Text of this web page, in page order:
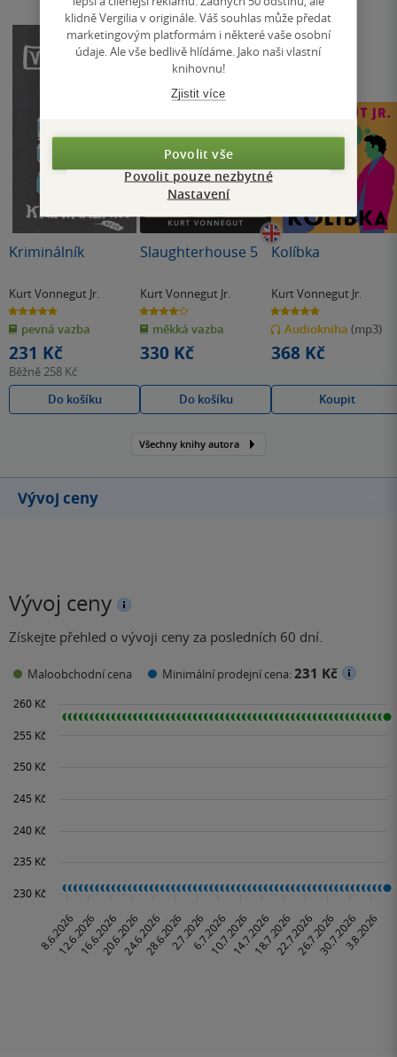
Kriminálník
Kurt Vonnegut Jr.
5.0
z
5
hvězdiček
pevná vazba
231 Kč
Běžně258 Kč
Do košíku
Slaughterhouse 5
Kurt Vonnegut Jr.
4.1
z
5
hvězdiček
měkká vazba
330 Kč
Do košíku
Kolíbka
Kurt Vonnegut Jr.
5.0
z
5
hvězdiček
Audiokniha (mp3)
368 Kč
Koupit
Všechny knihy autora
Vývoj ceny
Vývoj ceny
Získejte přehled o vývoji ceny za posledních 60 dní.
Maloobchodní cena Minimální prodejní cena:231 Kč
klidně Vergilia v originále. Váš souhlas může předat
marketingovým platformám i některé vaše osobní
údaje. Ale vše bedlivě hlídáme. Jako naši vlastní
knihovnu!
Zjistit více
Povolit vše
Povolit pouze nezbytné
Nastavení